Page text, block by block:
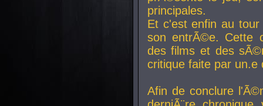
principales.
Et c'est enfin au
son entrÃ©e. Cette
des films et des
critique faite par
Afin de conclure